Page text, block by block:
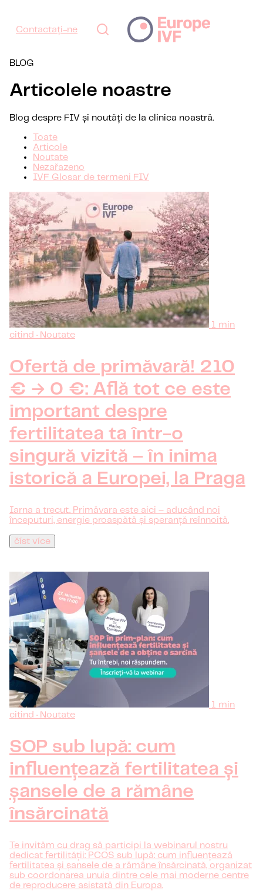
Contactați-ne
BLOG
Articolele noastre
Blog despre FIV și noutăți de la clinica noastră.
Toate
Articole
Noutate
Nezařazeno
IVF Glosar de termeni FIV
1 min
citind · Noutate
Ofertă de primăvară! 210
€ → 0 €: Află tot ce este
important despre
fertilitatea ta într-o
singură vizită – în inima
istorică a Europei, la Praga
Iarna a trecut. Primăvara este aici – aducând noi
începuturi, energie proaspătă și speranță reînnoită.
číst více
1 min
citind · Noutate
SOP sub lupă: cum
influențează fertilitatea și
șansele de a rămâne
însărcinată
Te invităm cu drag să participi la webinarul nostru
dedicat fertilității: PCOS sub lupă: cum influențează
fertilitatea și șansele de a rămâne însărcinată, organizat
sub coordonarea unuia dintre cele mai moderne centre
de reproducere asistată din Europa.